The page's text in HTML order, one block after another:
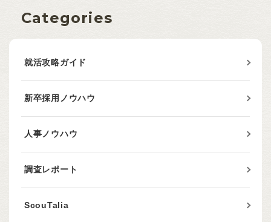
Categories
就活攻略ガイド
新卒採用ノウハウ
人事ノウハウ
調査レポート
ScouTalia